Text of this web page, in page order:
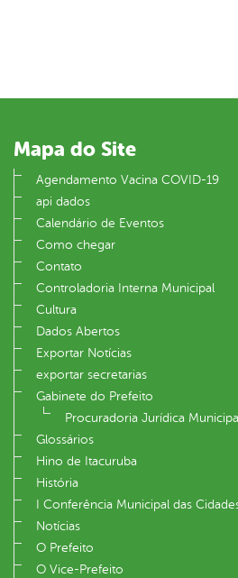
Mapa do Site
Agendamento Vacina COVID-19
api dados
Calendário de Eventos
Como chegar
Contato
Controladoria Interna Municipal
Cultura
Dados Abertos
Exportar Notícias
exportar secretarias
Gabinete do Prefeito
Procuradoria Jurídica
Glossários
Hino de Itacuruba
História
I Conferência Municipal das
Notícias
O Prefeito
O Vice-Prefeito